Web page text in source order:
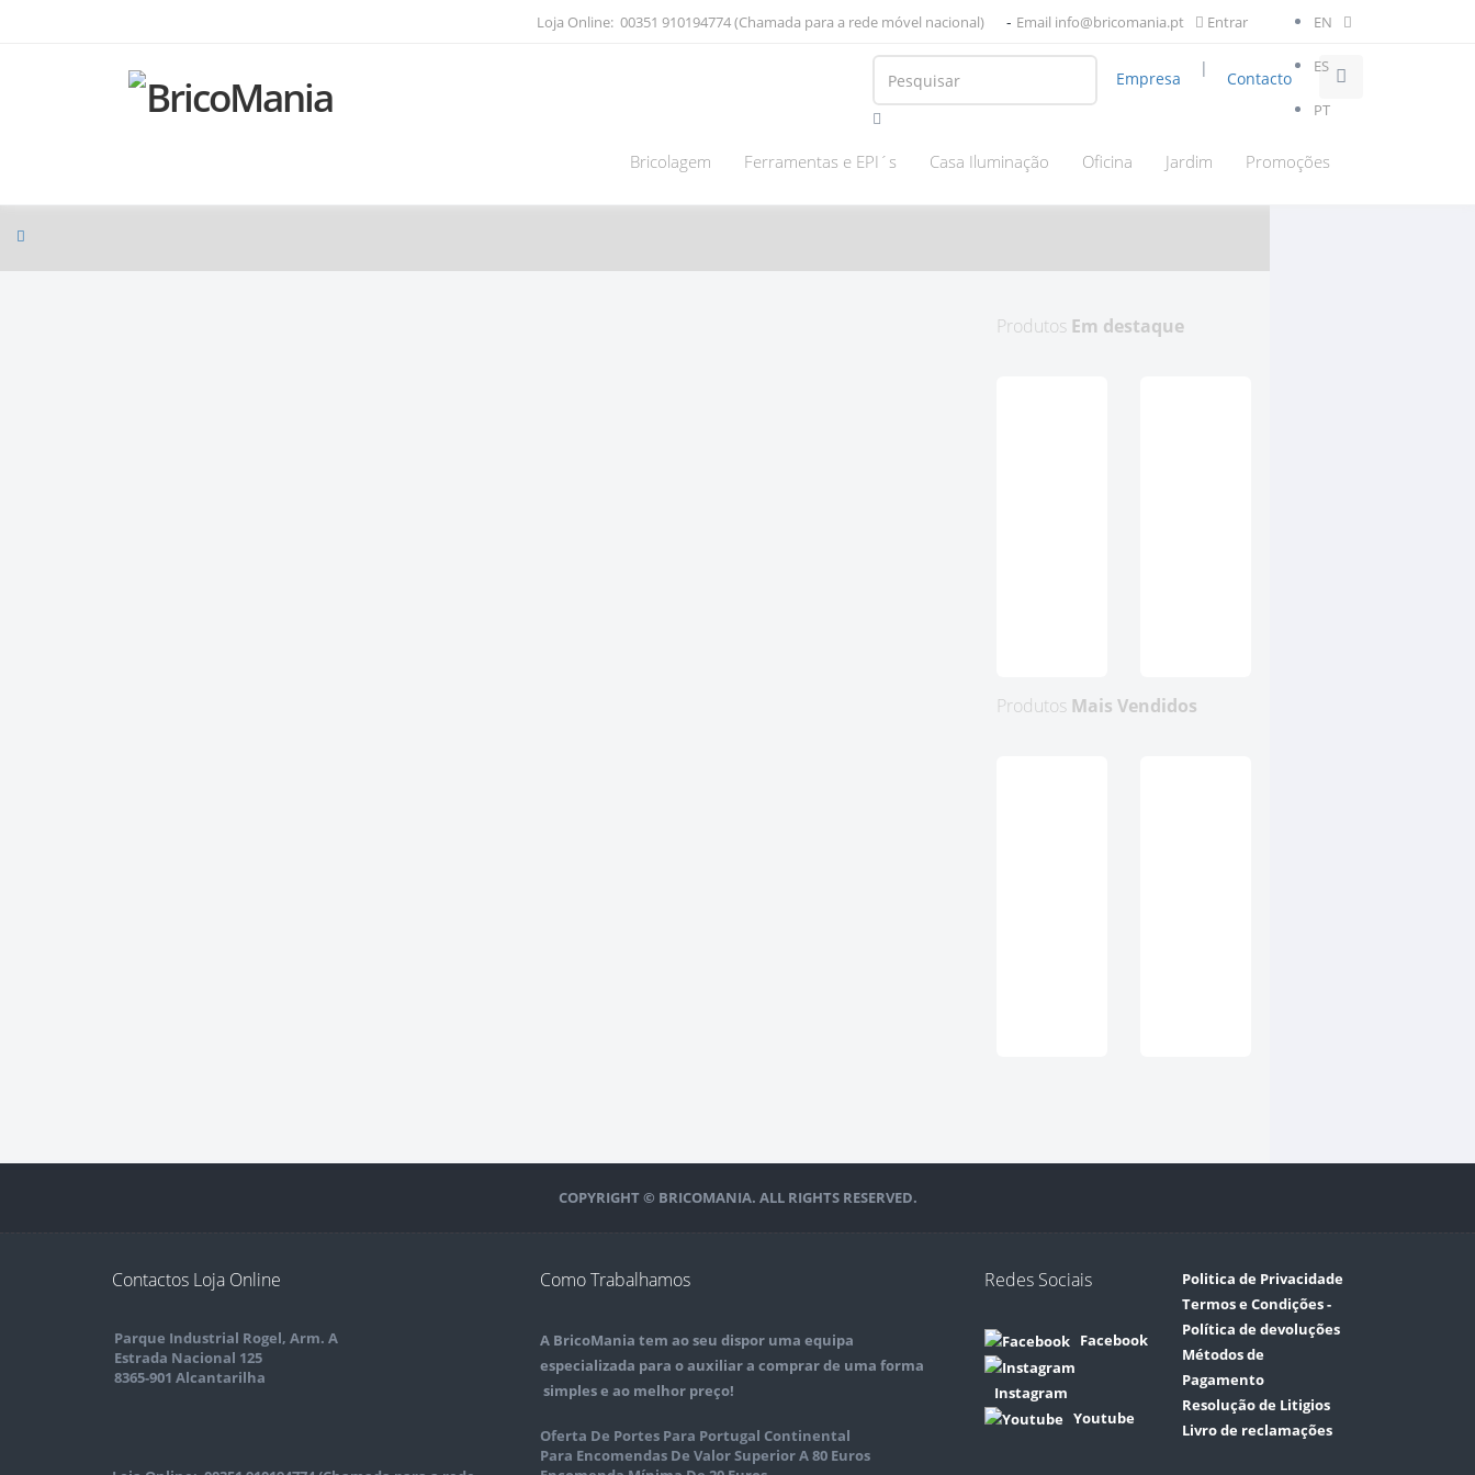
EN
ES
PT
Entrar
Loja Online: 00351 910194774 (Chamada para a rede móvel nacional) - Email info@bricomania.pt
Contacto
|
Empresa
Bricolagem Ferramentas e EPI´s Casa Iluminação Oficina Jardim Promoções
Produtos Em destaque
Produtos Mais Vendidos
COPYRIGHT © BRICOMANIA. ALL RIGHTS RESERVED.
Contactos Loja Online
Parque Industrial Rogel, Arm. A
Estrada Nacional 125
8365-901 Alcantarilha
Como Trabalhamos
A BricoMania tem ao seu dispor uma equipa
especializada para o auxiliar a comprar de uma forma
simples e ao melhor preço!
Oferta De Portes Para Portugal Continental
Para Encomendas De Valor Superior A 80 Euros
Redes Sociais
Facebook
Instagram
Youtube
Politica de Privacidade
Termos e Condições -
Política de devoluções
Métodos de
Pagamento
Resolução de Litigios
Livro de reclamações